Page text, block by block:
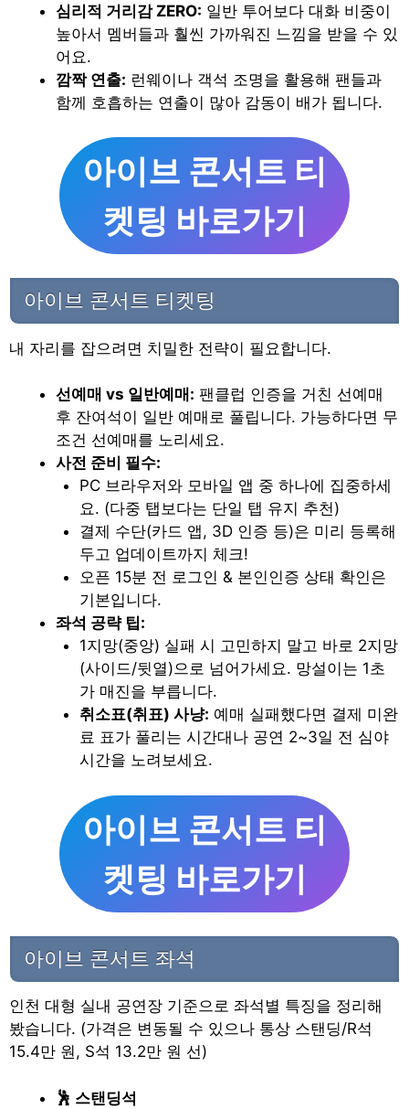
심리적 거리감 ZERO: 일반 투어보다 대화 비중이
높아서 멤버들과 훨씬 가까워진 느낌을 받을 수 있
어요.
깜짝 연출: 런웨이나 객석 조명을 활용해 팬들과
함께 호흡하는 연출이 많아 감동이 배가 됩니다.
아이브 콘서트 티
켓팅 바로가기
아이브 콘서트 티켓팅
내 자리를 잡으려면 치밀한 전략이 필요합니다.
선예매 vs 일반예매: 팬클럽 인증을 거친 선예매
후 잔여석이 일반 예매로 풀립니다. 가능하다면 무
조건 선예매를 노리세요.
사전 준비 필수:
PC 브라우저와 모바일 앱 중 하나에 집중하세
요. (다중 탭보다는 단일 탭 유지 추천)
결제 수단(카드 앱, 3D 인증 등)은 미리 등록해
두고 업데이트까지 체크!
오픈 15분 전 로그인 & 본인인증 상태 확인은
기본입니다.
좌석 공략 팁:
1지망(중앙) 실패 시 고민하지 말고 바로 2지망
(사이드/뒷열)으로 넘어가세요. 망설이는 1초
가 매진을 부릅니다.
취소표(취표) 사냥: 예매 실패했다면 결제 미완
료 표가 풀리는 시간대나 공연 2~3일 전 심야
시간을 노려보세요.
아이브 콘서트 티
켓팅 바로가기
아이브 콘서트 좌석
인천 대형 실내 공연장 기준으로 좌석별 특징을 정리해
봤습니다. (가격은 변동될 수 있으나 통상 스탠딩/R석
15.4만 원, S석 13.2만 원 선)
🕺 스탠딩석